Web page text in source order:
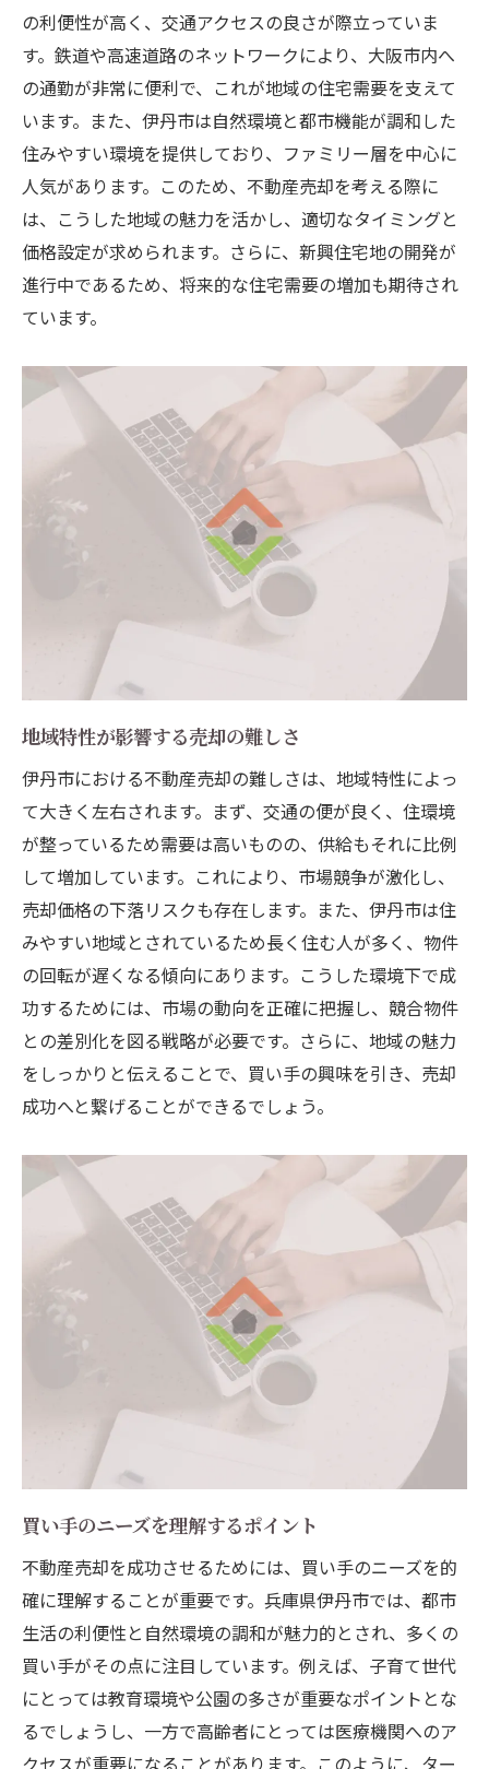
魅力を引き出す不動産売却兵庫県伊丹市での物
件アピール法
物件の魅力を最大限に引き出す方法
内覧での印象を良くするポイント
購買意欲を高める内装の工夫
地域の特徴を活かしたアピール法
写真と動画で魅力を伝えるテクニック
物件が持つ可能性を示すストーリー
売れない物件を動かす兵庫県伊丹市の不動産市
売れない理由を分析し対策を取る
市場の需要と供給を見極める
競合物件との比較で優位性を探る
市場データを活用した再戦略
ターゲット層の再設定で売却加速
地元特有の市場動向を理解する
成功への鍵広告戦略で差をつける不動産売却
効果的な広告媒体の選び方
ネット広告を活用した集客法
ターゲットに響く広告メッセージの作り方
SNSを活用した売却プロモーション
広告予算の最適化で効率良く集客
地元密着型の広告展開で認知度アップ
地元エージェントとの連携で進める兵庫県伊丹
市の売却
エージェント選びのポイント
地元の専門知識を活かす戦略
エージェントとのコミュニケーション術
売却活動を進めるための連携方法
エージェントのネットワークを活用
兵庫県伊丹市で不動産売却成功するための具体
的ステップ
売却計画を立てるための初期ステップ
ステップバイステップの売却プロセス
成功事例から学ぶ具体的実践法
売却後のフォローアップの重要性
トラブル回避のためのステップ
売却完了までのスケジュール管理
の利便性が高く、交通アクセスの良さが際立っていま
す。鉄道や高速道路のネットワークにより、大阪市内へ
の通勤が非常に便利で、これが地域の住宅需要を支えて
います。また、伊丹市は自然環境と都市機能が調和した
住みやすい環境を提供しており、ファミリー層を中心に
人気があります。このため、不動産売却を考える際に
は、こうした地域の魅力を活かし、適切なタイミングと
価格設定が求められます。さらに、新興住宅地の開発が
進行中であるため、将来的な住宅需要の増加も期待され
ています。
地域特性が影響する売却の難しさ
伊丹市における不動産売却の難しさは、地域特性によっ
て大きく左右されます。まず、交通の便が良く、住環境
が整っているため需要は高いものの、供給もそれに比例
して増加しています。これにより、市場競争が激化し、
売却価格の下落リスクも存在します。また、伊丹市は住
みやすい地域とされているため長く住む人が多く、物件
の回転が遅くなる傾向にあります。こうした環境下で成
功するためには、市場の動向を正確に把握し、競合物件
との差別化を図る戦略が必要です。さらに、地域の魅力
をしっかりと伝えることで、買い手の興味を引き、売却
成功へと繋げることができるでしょう。
買い手のニーズを理解するポイント
不動産売却を成功させるためには、買い手のニーズを的
確に理解することが重要です。兵庫県伊丹市では、都市
生活の利便性と自然環境の調和が魅力的とされ、多くの
買い手がその点に注目しています。例えば、子育て世代
にとっては教育環境や公園の多さが重要なポイントとな
るでしょうし、一方で高齢者にとっては医療機関へのア
クセスが重要になることがあります。このように、ター